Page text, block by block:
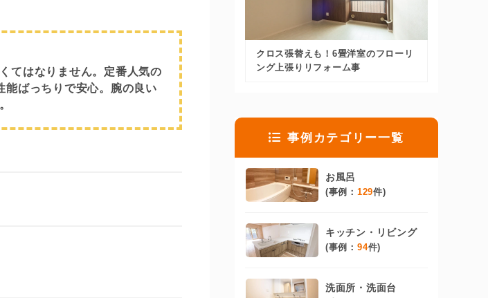
てはなりません。定番人気の
能ばっちりで安心。腕の良い
クロス張替えも！6畳洋室のフローリ
ング上張りリフォーム事
事例カテゴリー一覧
お風呂
(事例： 129件)
キッチン・リビング
(事例： 94件)
洗面所・洗面台